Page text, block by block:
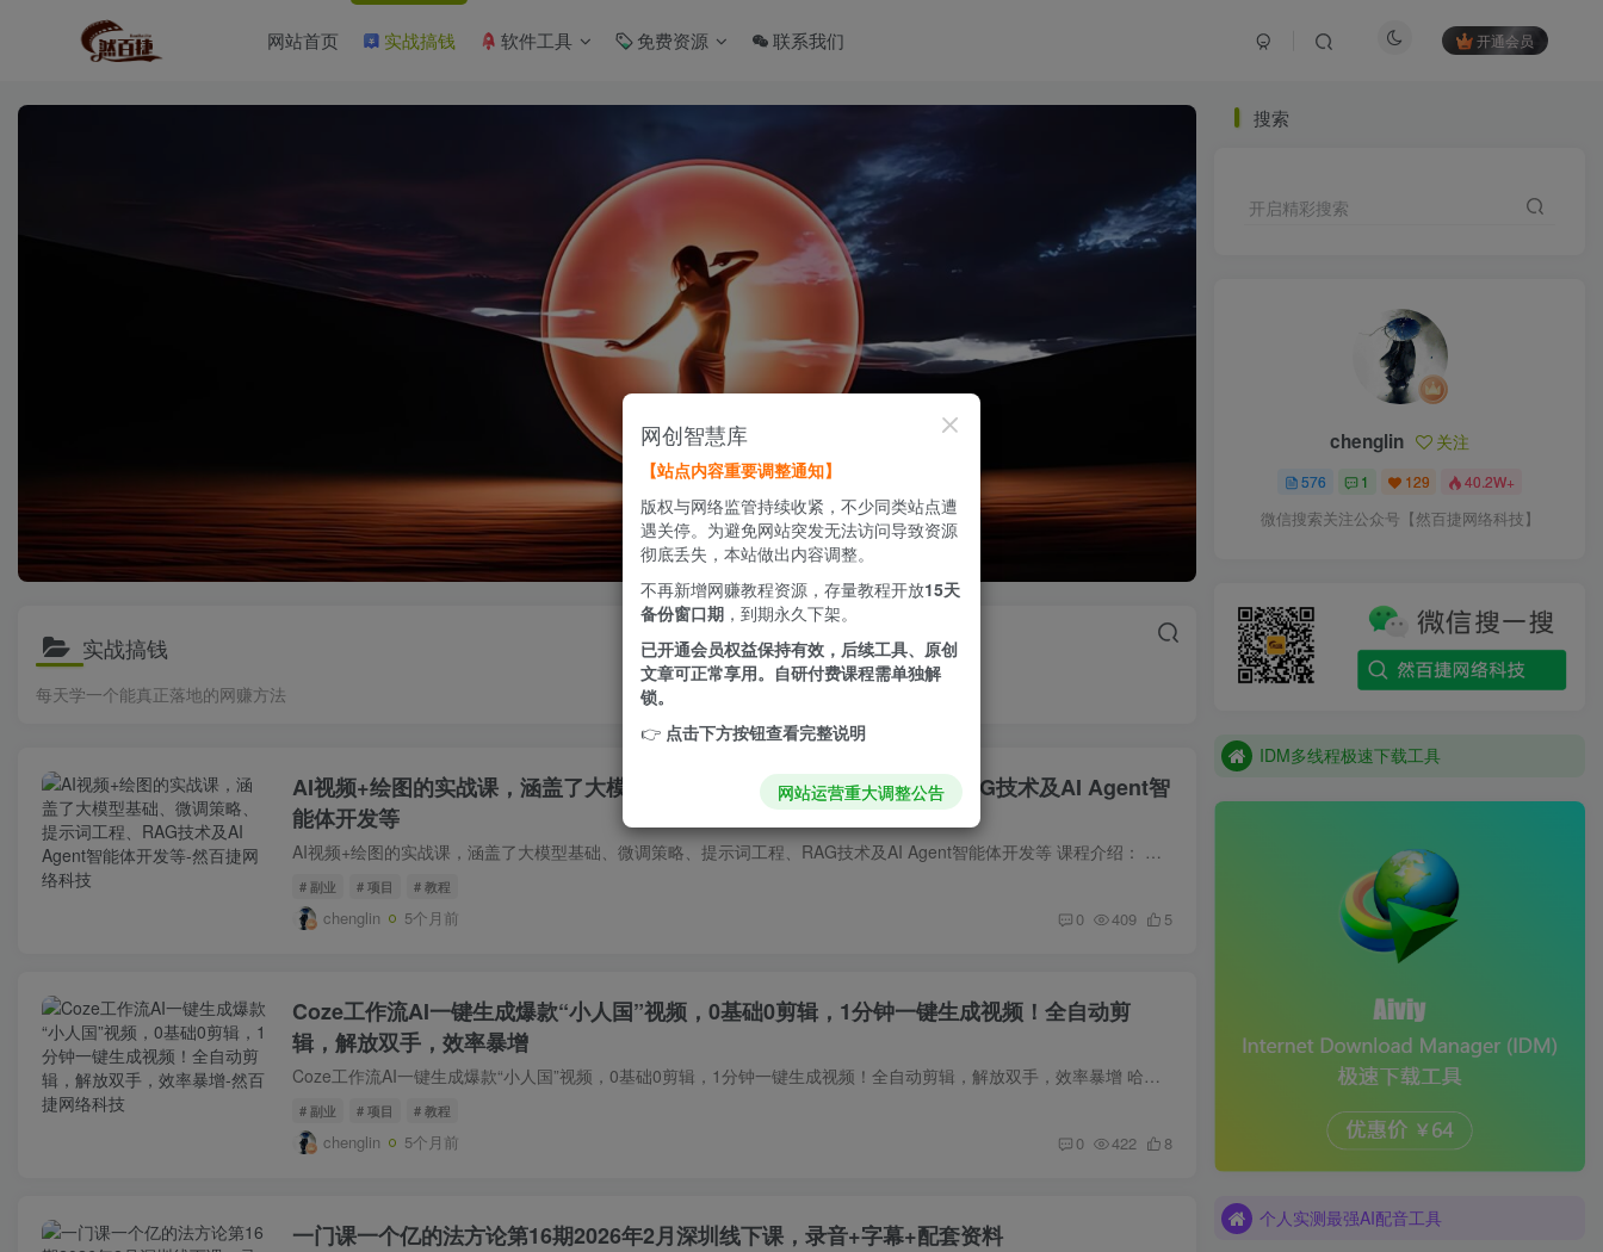
网站首页 实战搞钱 软件工具 免费资源 联系我们 开通会员
实战搞钱
每天学一个能真正落地的网赚方法
AI视频+绘图的实战课，涵盖了大模型基础、微调策略、提示词工程、RAG技术及AI Agent智
能体开发等
AI视频+绘图的实战课，涵盖了大模型基础、微调策略、提示词工程、RAG技术及AI Agent智能体开发等 课程介绍： 这门AI实战课程涵盖了大模型基础、微调策略、提示词工程、RAG技术及AI Agent智能体...
# 副业 # 项目 # 教程
chenglin 5个月前 0 409 5
Coze工作流AI一键生成爆款“小人国”视频，0基础0剪辑，1分钟一键生成视频！全自动剪
辑，解放双手，效率暴增
Coze工作流AI一键生成爆款“小人国”视频，0基础0剪辑，1分钟一键生成视频！全自动剪辑，解放双手，效率暴增 哈喽大家好，我是大鹏。今天我就把这套能一键生成小人国视频的Coze工作流，从0到1完...
# 副业 # 项目 # 教程
chenglin 5个月前 0 422 8
一门课一个亿的法方‬论第16期2026年2月深圳线下课，录音+字幕+配套资料
搜索
开启精彩搜索
chenglin 关注
576 1 129 40.2W+
微信搜索关注公众号【然百捷网络科技】
IDM多线程极速下载工具
IDM多线程极速下载工具
个人实测最强AI配音工具
个人实测最强AI配音工具
个人实测最强AI配音工具
网创智慧库
【站点内容重要调整通知】
版权与网络监管持续收紧，不少同类站点遭
遇关停。为避免网站突发无法访问导致资源
彻底丢失，本站做出内容调整。
不再新增网赚教程资源，存量教程开放15天
备份窗口期 ，到期永久下架。
已开通会员权益保持有效，后续工具、原创
文章可正常享用。自研付费课程需单独解
锁。
👉 点击下方按钮查看完整说明
网站运营重大调整公告